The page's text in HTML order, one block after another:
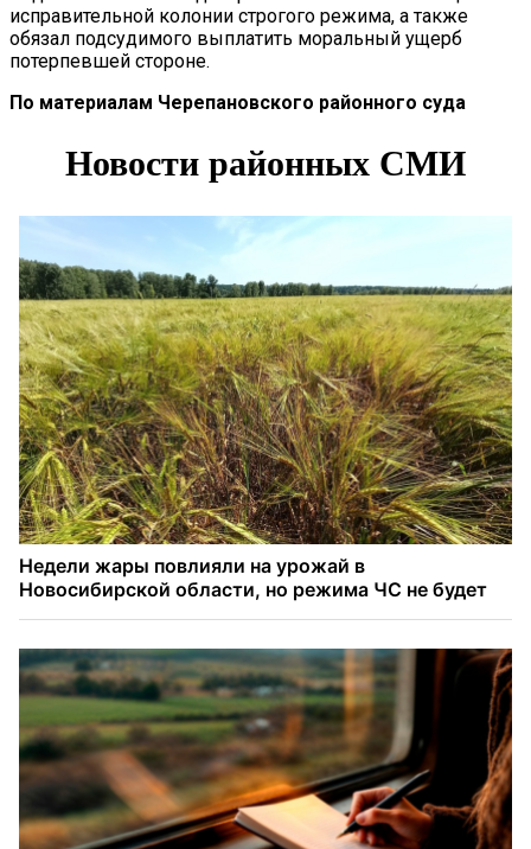
исправительной колонии строгого режима, а также
обязал подсудимого выплатить моральный ущерб
потерпевшей стороне.
По материалам Черепановского районного суда